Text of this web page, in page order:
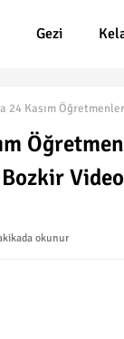
Gezi
24 Kasım
okunur